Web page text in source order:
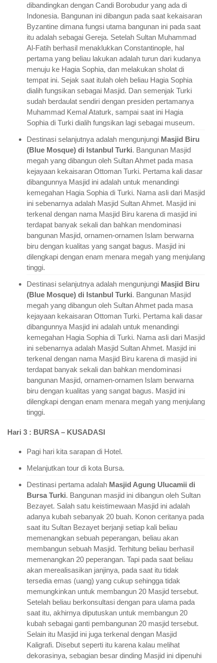
dibandingkan dengan Candi Borobudur yang ada di
Indonesia. Bangunan ini dibangun pada saat kekaisaran
Byzantine dimana fungsi utama bangunan ini pada saat
itu adalah sebagai Gereja. Setelah Sultan Muhammad
Al-Fatih berhasil menaklukkan Constantinople, hal
pertama yang beliau lakukan adalah turun dari kudanya
menuju ke Hagia Sophia, dan melakukan sholat di
tempat ini. Sejak saat itulah oleh beliau Hagia Sophia
dialih fungsikan sebagai Masjid. Dan semenjak Turki
sudah berdaulat sendiri dengan presiden pertamanya
Muhammad Kemal Ataturk, sampai saat ini Hagia
Sophia di Turki dialih fungsikan lagi sebagai museum.
Destinasi selanjutnya adalah mengunjungi Masjid Biru
(Blue Mosque) di Istanbul Turki. Bangunan Masjid
megah yang dibangun oleh Sultan Ahmet pada masa
kejayaan kekaisaran Ottoman Turki. Pertama kali dasar
dibangunnya Masjid ini adalah untuk menandingi
kemegahan Hagia Sophia di Turki. Nama asli dari Masjid
ini sebenarnya adalah Masjid Sultan Ahmet. Masjid ini
terkenal dengan nama Masjid Biru karena di masjid ini
terdapat banyak sekali dan bahkan mendominasi
bangunan Masjid, ornamen-ornamen Islam berwarna
biru dengan kualitas yang sangat bagus. Masjid ini
dilengkapi dengan enam menara megah yang menjulang
tinggi.
Destinasi selanjutnya adalah mengunjungi Masjid Biru
(Blue Mosque) di Istanbul Turki. Bangunan Masjid
megah yang dibangun oleh Sultan Ahmet pada masa
kejayaan kekaisaran Ottoman Turki. Pertama kali dasar
dibangunnya Masjid ini adalah untuk menandingi
kemegahan Hagia Sophia di Turki. Nama asli dari Masjid
ini sebenarnya adalah Masjid Sultan Ahmet. Masjid ini
terkenal dengan nama Masjid Biru karena di masjid ini
terdapat banyak sekali dan bahkan mendominasi
bangunan Masjid, ornamen-ornamen Islam berwarna
biru dengan kualitas yang sangat bagus. Masjid ini
dilengkapi dengan enam menara megah yang menjulang
tinggi.
Hari 3 : BURSA – KUSADASI
Pagi hari kita sarapan di Hotel.
Melanjutkan tour di kota Bursa.
Destinasi pertama adalah Masjid Agung Ulucamii di
Bursa Turki. Bangunan masjid ini dibangun oleh Sultan
Bezayet. Salah satu keistimewaan Masjid ini adalah
adanya kubah sebanyak 20 buah. Konon ceritanya pada
saat itu Sultan Bezayet berjanji setiap kali beliau
memenangkan sebuah peperangan, beliau akan
membangun sebuah Masjid. Terhitung beliau berhasil
memenangkan 20 peperangan. Tapi pada saat beliau
akan merealisasikan janjinya, pada saat itu tidak
tersedia emas (uang) yang cukup sehingga tidak
memungkinkan untuk membangun 20 Masjid tersebut.
Setelah beliau berkonsultasi dengan para ulama pada
saat itu, akhirnya diputuskan untuk membangun 20
kubah sebagai ganti pembangunan 20 masjid tersebut.
Selain itu Masjid ini juga terkenal dengan Masjid
Kaligrafi. Disebut seperti itu karena kalau melihat
dekorasinya, sebagian besar dinding Masjid ini dipenuhi